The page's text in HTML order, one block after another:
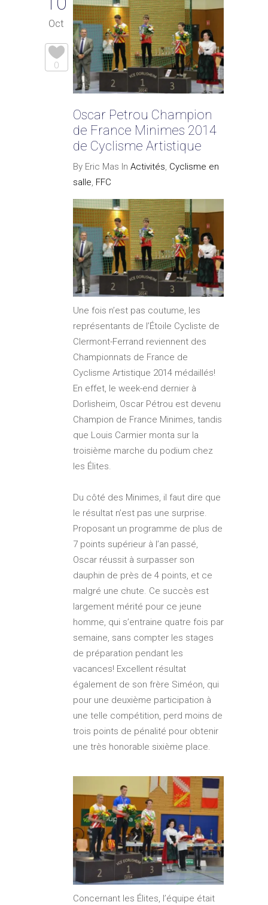
Oct
0
Oscar Petrou Champion
de France Minimes 2014
de Cyclisme Artistique
By Eric Mas In Activités, Cyclisme en
salle, FFC
Une fois n’est pas coutume, les
représentants de l’Étoile Cycliste de
Clermont-Ferrand reviennent des
Championnats de France de
Cyclisme Artistique 2014 médaillés!
En effet, le week-end dernier à
Dorlisheim, Oscar Pétrou est devenu
Champion de France Minimes, tandis
que Louis Carmier monta sur la
troisième marche du podium chez
les Élites.
Du côté des Minimes, il faut dire que
le résultat n’est pas une surprise.
Proposant un programme de plus de
7 points supérieur à l’an passé,
Oscar réussit à surpasser son
dauphin de près de 4 points, et ce
malgré une chute. Ce succès est
largement mérité pour ce jeune
homme, qui s’entraine quatre fois par
semaine, sans compter les stages
de préparation pendant les
vacances! Excellent résultat
également de son frère Siméon, qui
pour une deuxième participation à
une telle compétition, perd moins de
trois points de pénalité pour obtenir
une très honorable sixième place.
Concernant les Élites, l’équipe était